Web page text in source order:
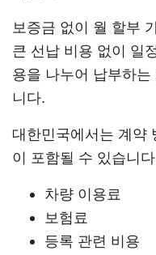
보증금 없이 월 할부
큰 선납 비용 없이 일
용을 나누어 납부하
니다.
대한민국에서는 계약
이 포함될 수 있습니
차량 이용료
보험료
등록 관련 비용